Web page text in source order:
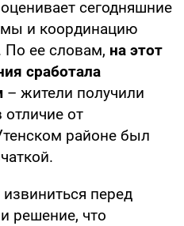
сегодняшние
и координацию
По ее словам, на этот
сработала
– жители получили
от
районе был
перед
решение, что